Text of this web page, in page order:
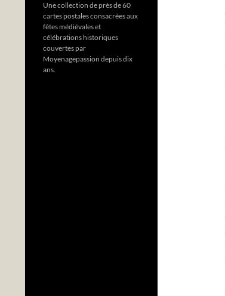
Une collection de près de 60
cartes postales consacrées aux
fêtes médiévales et
célébrations historiques
couvertes par
Moyenagepassion depuis dix
ans.